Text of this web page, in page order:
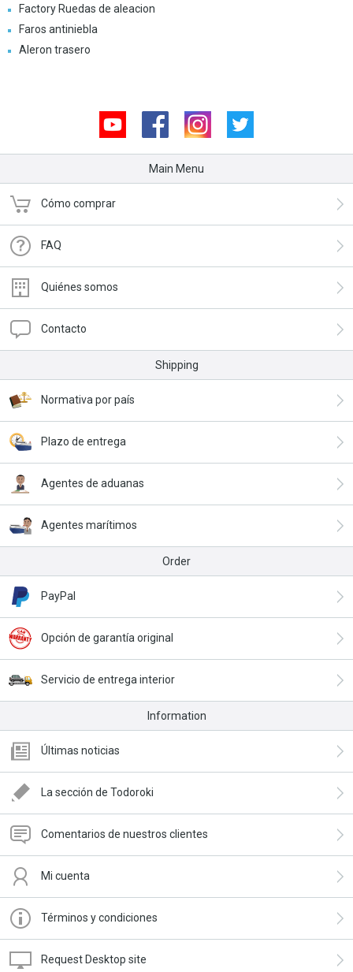
Factory Ruedas de aleacion
Faros antiniebla
Aleron trasero
Youtube Facebook Instagram
Main Menu
Cómo comprar
FAQ
Quiénes somos
Contacto
Shipping
Normativa por país
Plazo de entrega
Agentes de aduanas
Agentes marítimos
Order
PayPal
Opción de garantía original
Servicio de entrega interior
Information
Últimas noticias
La sección de Todoroki
Comentarios de nuestros clientes
Mi cuenta
Términos y condiciones
Request Desktop site